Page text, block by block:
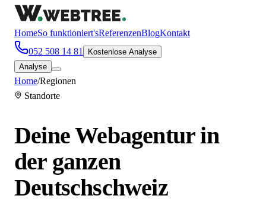
HomeSo funktioniert'sReferenzenBlogKontakt
052 508 14 81
Kostenlose Analyse
Analyse
Home/Regionen
Standorte
Deine Webagentur in
der ganzen
Deutschschweiz